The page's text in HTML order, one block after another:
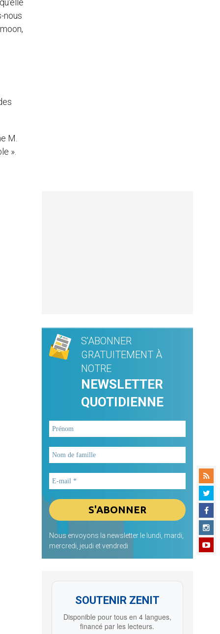
nous
M.
».
S'ABONNER
GRATUITEMENT À
NOTRE
NEWSLETTER
QUOTIDIENNE
Nous envoyons la newsletter le lundi, mardi,
mercredi, jeudi et vendredi
SOUTENIR ZENIT
Disponible pour tous en 4 langues,
financé par les lecteurs.